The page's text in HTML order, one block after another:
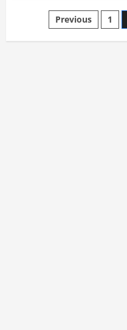
Sang
Sniper
Andalan
Posts
pagination
Previous 1